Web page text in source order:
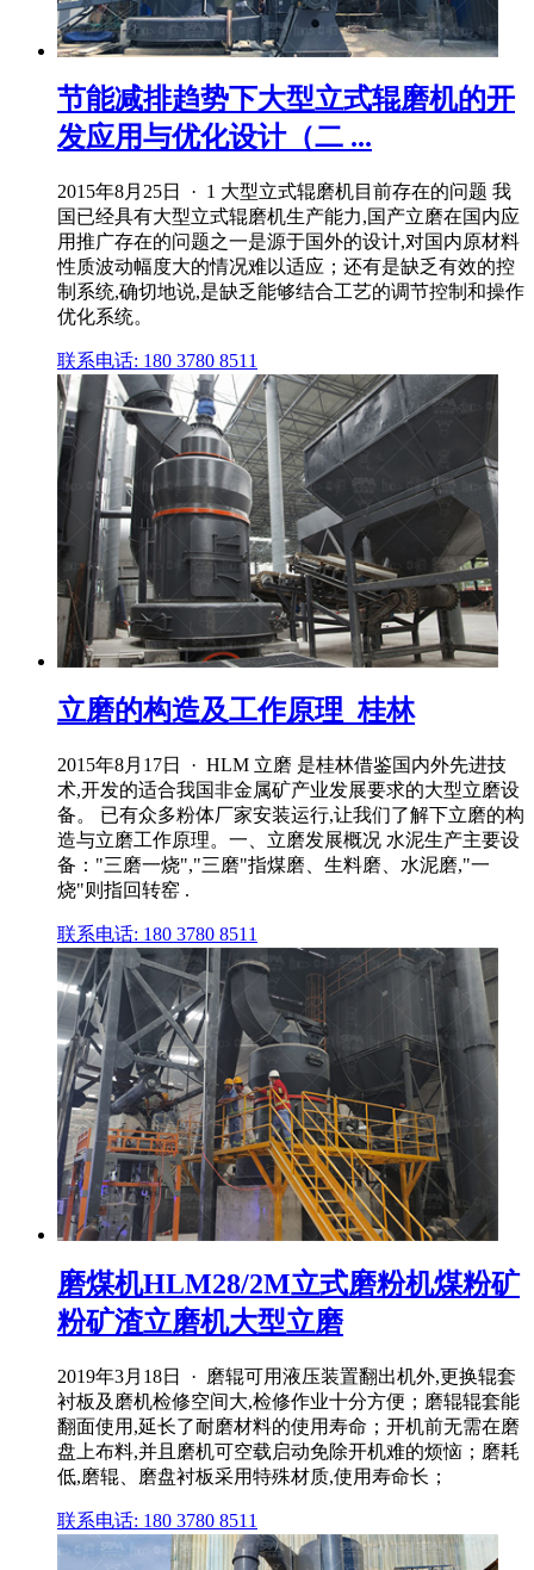
节能减排趋势下大型立式辊磨机的开
发应用与优化设计（二 ...
2015年8月25日 · 1 大型立式辊磨机目前存在的问题 我
国已经具有大型立式辊磨机生产能力,国产立磨在国内应
用推广存在的问题之一是源于国外的设计,对国内原材料
性质波动幅度大的情况难以适应；还有是缺乏有效的控
制系统,确切地说,是缺乏能够结合工艺的调节控制和操作
优化系统。
联系电话: 180 3780 8511
立磨的构造及工作原理_桂林
2015年8月17日 · HLM 立磨 是桂林借鉴国内外先进技
术,开发的适合我国非金属矿产业发展要求的大型立磨设
备。 已有众多粉体厂家安装运行,让我们了解下立磨的构
造与立磨工作原理。一、立磨发展概况 水泥生产主要设
备："三磨一烧","三磨"指煤磨、生料磨、水泥磨,"一
烧"则指回转窑 .
联系电话: 180 3780 8511
磨煤机HLM28/2M立式磨粉机煤粉矿
粉矿渣立磨机大型立磨
2019年3月18日 · 磨辊可用液压装置翻出机外,更换辊套
衬板及磨机检修空间大,检修作业十分方便；磨辊辊套能
翻面使用,延长了耐磨材料的使用寿命；开机前无需在磨
盘上布料,并且磨机可空载启动免除开机难的烦恼；磨耗
低,磨辊、磨盘衬板采用特殊材质,使用寿命长；
联系电话: 180 3780 8511